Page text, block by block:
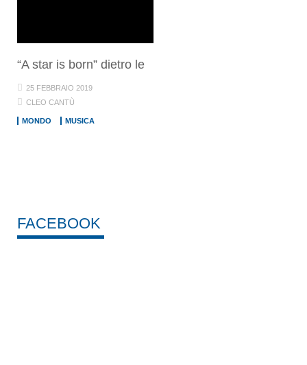
“A star is born” dietro le
25 FEBBRAIO 2019
CLEO CANTÙ
MONDO MUSICA
FACEBOOK